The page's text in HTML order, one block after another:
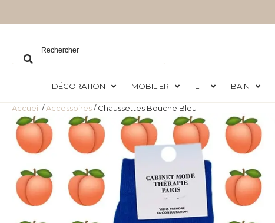
DÉCORATION MOBILIER LIT BAIN
Accueil /Accessoires/ Chaussettes Bouche Bleu